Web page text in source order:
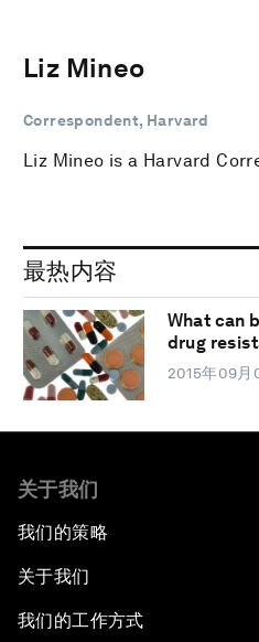
Liz Mineo
Correspondent, Harvard
Liz Mineo is a Harvard
最热内容
What can
drug
2015年09月
关于我们
我们的策略
关于我们
我们的工作方式